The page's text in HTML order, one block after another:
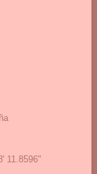
11.8596"